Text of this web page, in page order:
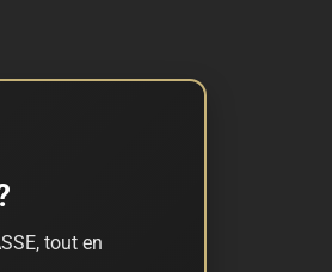
tout en